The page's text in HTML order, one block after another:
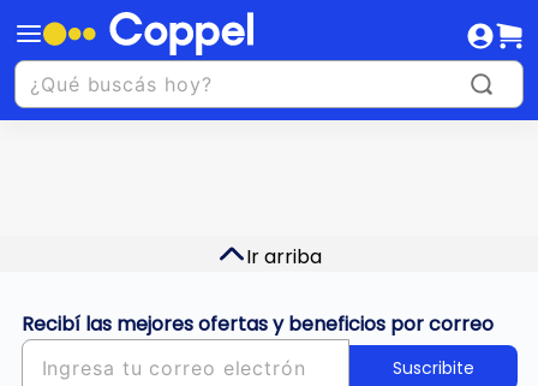
Ir arriba
Recibí las mejores ofertas y beneficios por correo
Suscribite